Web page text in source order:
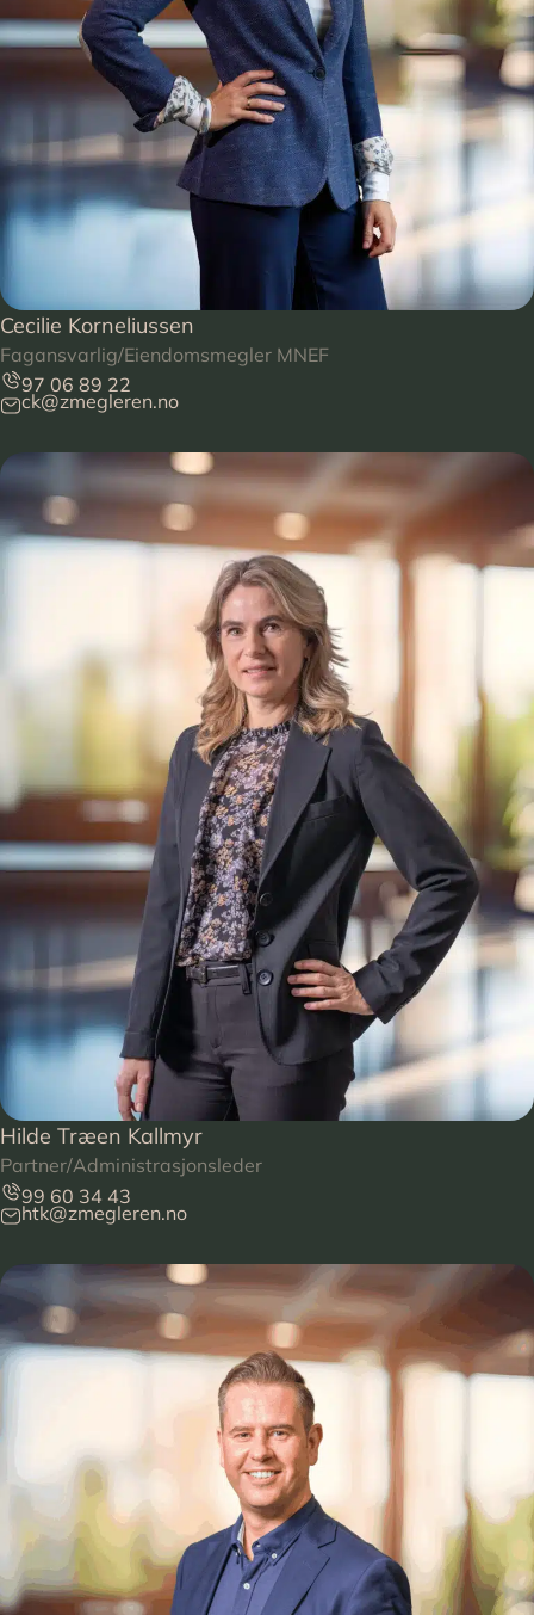
Cecilie Korneliussen
Fagansvarlig/Eiendomsmegler MNEF
97 06 89 22
ck@zmegleren.no
Hilde Træen Kallmyr
Partner/Administrasjonsleder
99 60 34 43
htk@zmegleren.no